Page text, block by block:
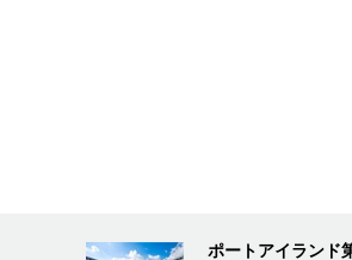
ポートアイランド